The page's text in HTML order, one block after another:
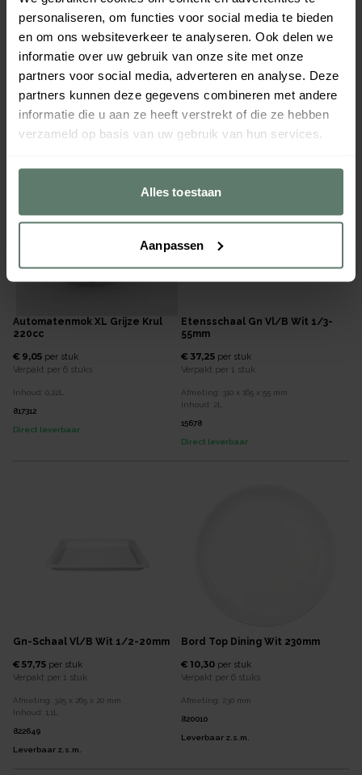
personaliseren, om functies voor social media te bieden
en om ons websiteverkeer te analyseren. Ook delen we
informatie over uw gebruik van onze site met onze
partners voor social media, adverteren en analyse. Deze
partners kunnen deze gegevens combineren met andere
informatie die u aan ze heeft verstrekt of die ze hebben
verzameld op basis van uw gebruik van hun services.
Alles toestaan
Aanpassen
Systeembord Caldomet Wit
255mm
Verpakt per 6 stuks
Afmeting:
810486
Direct leverbaar
Koffiekop Marie-Luise Creme
Verpakt per 6 stuks
Direct leverbaar
Automatenmok XL Grijze Krul
220cc
€ 9,05 per stuk
Verpakt per 6 stuks
Inhoud: 0,22L
817312
Direct leverbaar
Etensschaal Gn Vl/b Wit 1/3-
55mm
€ 37,25 per stuk
Verpakt per 1 stuk
Afmeting: 310 x 165 x 55 mm
Inhoud:
2L
15678
Direct leverbaar
Gn-Schaal Vl/b Wit 1/2-20mm
€ 57,75 per stuk
Verpakt per 1 stuk
Afmeting: 325 x 265 x 20 mm
Inhoud:
1,1L
822649
Leverbaar z.s.m.
Bord Top Dining Wit 230mm
€ 10,30 per stuk
Verpakt per 6 stuks
Afmeting: 230 mm
820010
Leverbaar z.s.m.